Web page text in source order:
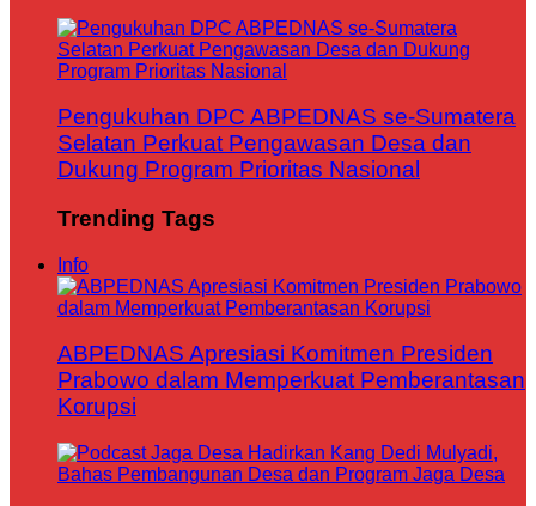
Pengukuhan DPC ABPEDNAS se-Sumatera
Selatan Perkuat Pengawasan Desa dan
Dukung Program Prioritas Nasional
Trending Tags
Info
ABPEDNAS Apresiasi Komitmen Presiden
Prabowo dalam Memperkuat Pemberantasan
Korupsi